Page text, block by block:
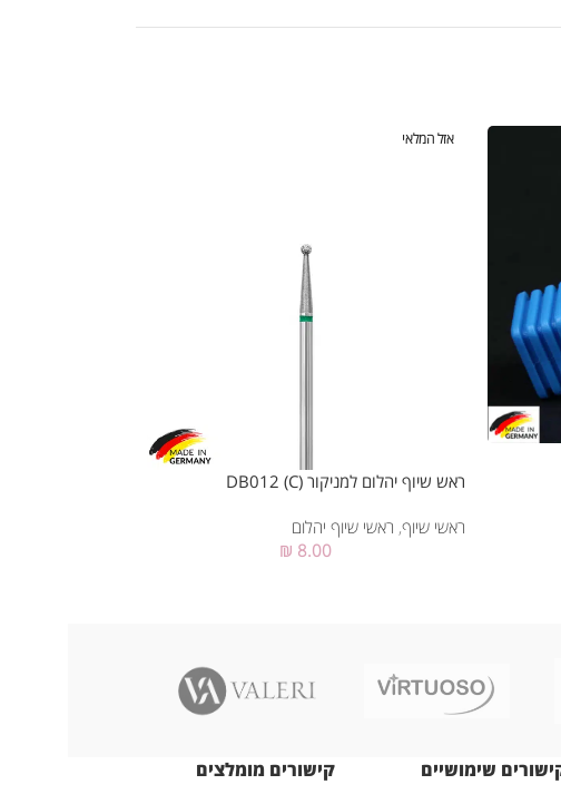
אזל המלאי
ראש שיוף יהלום למניקור DB012 (C)
ראשי שיוף, ראשי שיוף יהלום
₪ 8.00
שימושיים קישורים מומלצים